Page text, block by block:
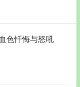
色忏悔与怒吼